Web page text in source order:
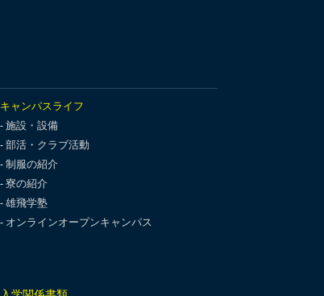
キャンパスライフ
施設・設備
部活・クラブ活動
制服の紹介
寮の紹介
雄飛学塾
オンラインオープンキャンパス